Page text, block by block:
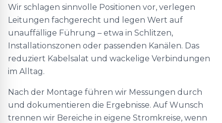
Wir schlagen sinnvolle Positionen vor, verlegen
Leitungen fachgerecht und legen Wert auf
unauffällige Führung – etwa in Schlitzen,
Installationszonen oder passenden Kanälen. Das
reduziert Kabelsalat und wackelige Verbindungen
im Alltag.
Nach der Montage führen wir Messungen durch
und dokumentieren die Ergebnisse. Auf Wunsch
trennen wir Bereiche in eigene Stromkreise, wenn